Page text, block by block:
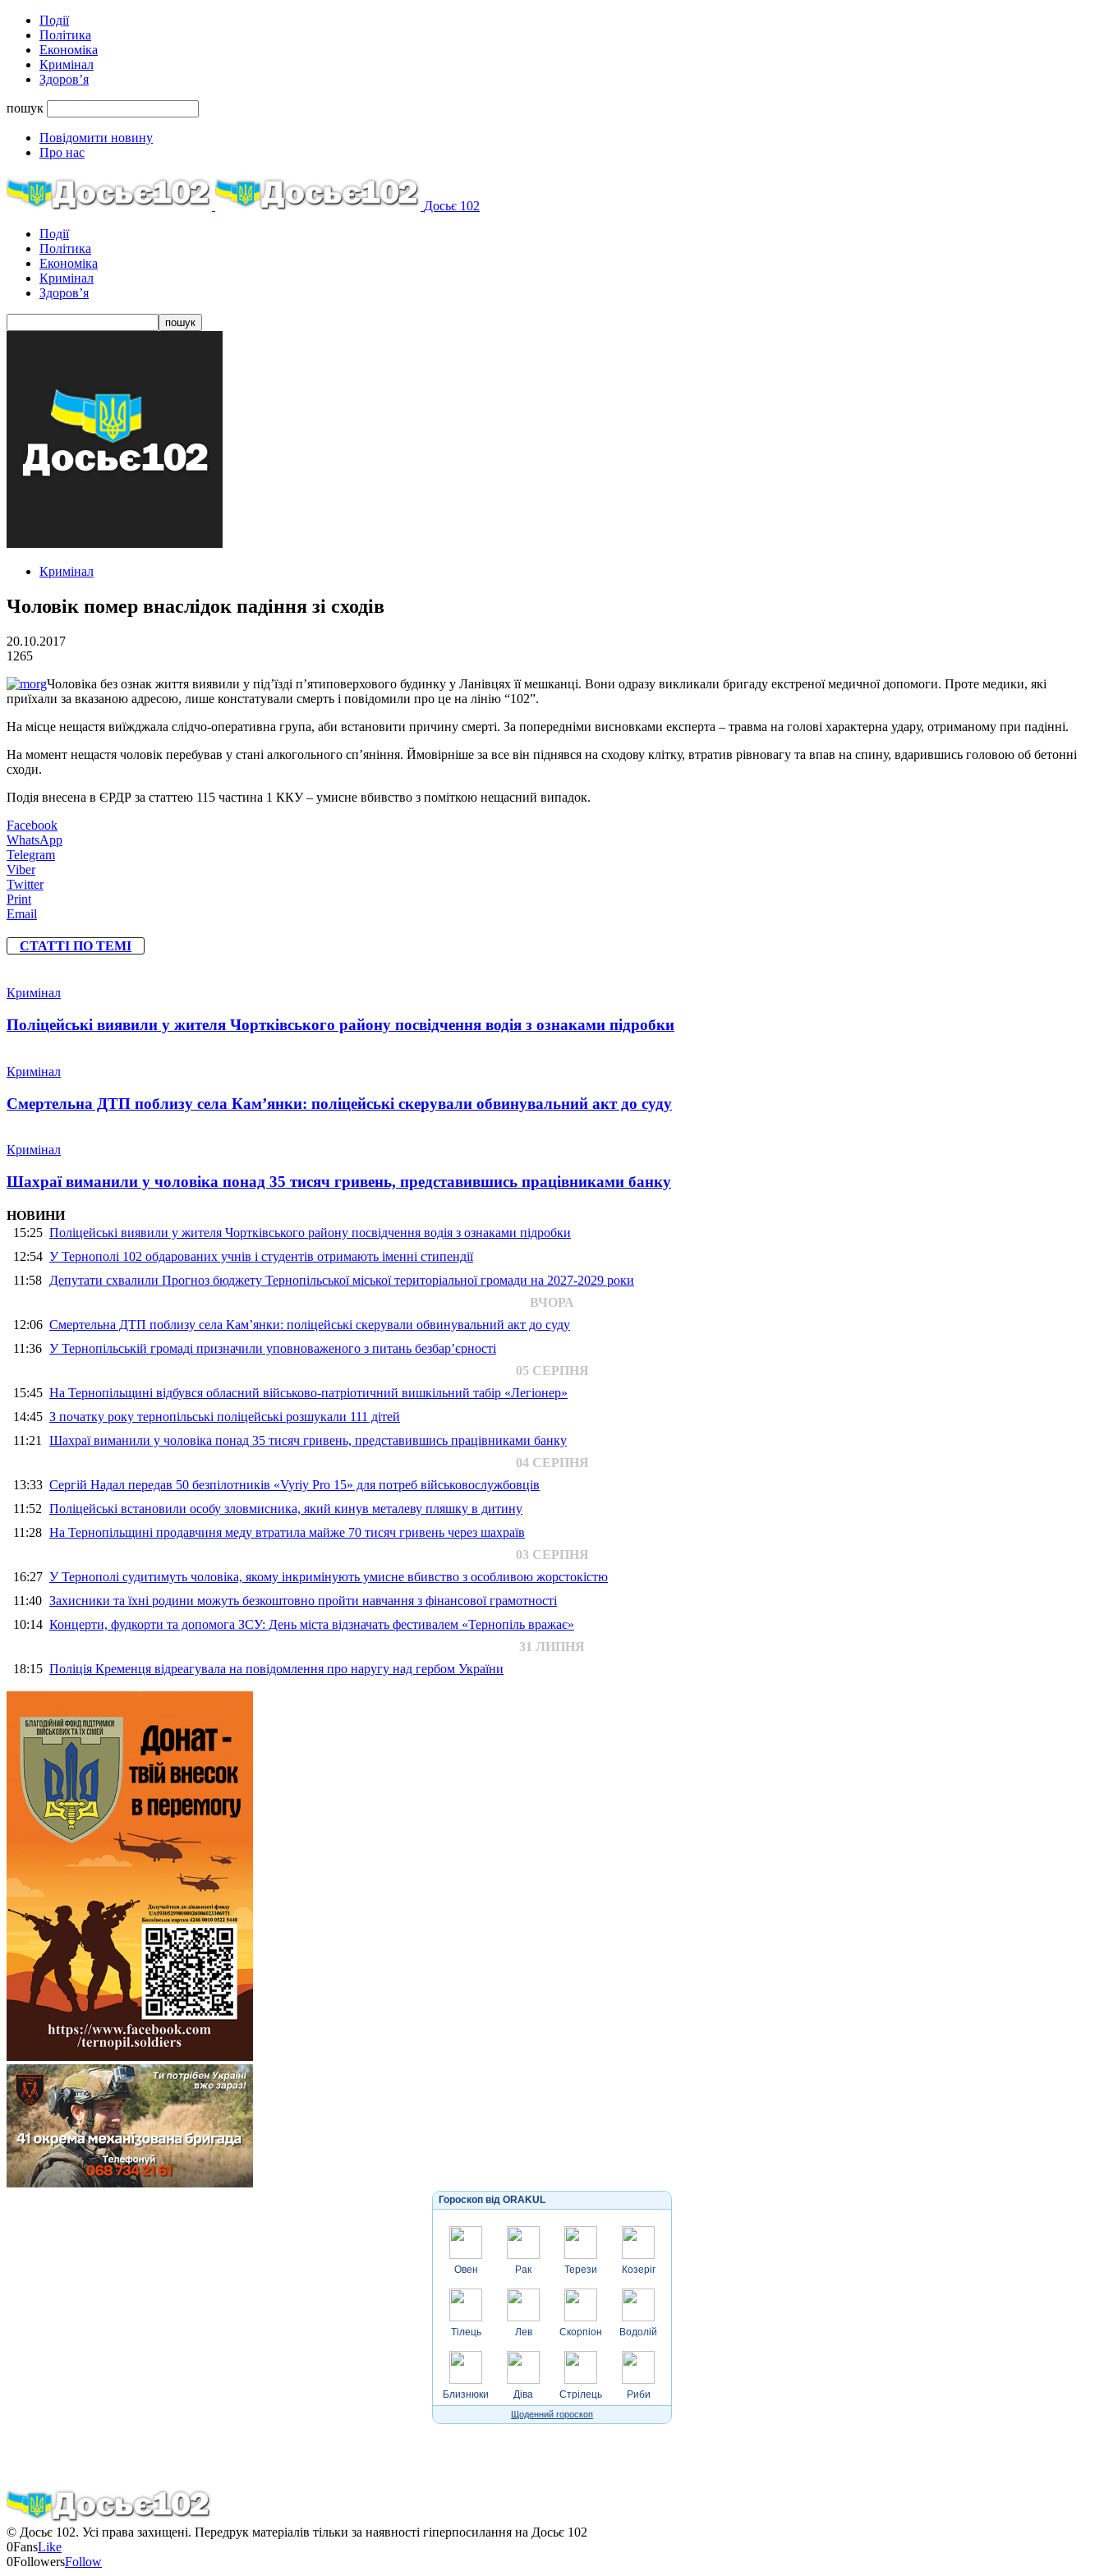
Події
Політика
Економіка
Кримінал
Здоров’я
пошук
Повідомити новину
Про нас
Досьє 102
Події
Політика
Економіка
Кримінал
Здоров’я
Кримінал
Чоловік помер внаслідок падіння зі сходів
20.10.2017
1265
Чоловіка без ознак життя виявили у під’їзді п’ятиповерхового будинку у Ланівцях її мешканці. Вони одразу викликали бригаду екстреної медичної допомоги. Проте медики, які
приїхали за вказаною адресою, лише констатували смерть і повідомили про це на лінію “102”.
На місце нещастя виїжджала слідчо-оперативна група, аби встановити причину смерті. За попередніми висновками експерта – травма на голові характерна удару, отриманому при падінні.
На момент нещастя чоловік перебував у стані алкогольного сп’яніння. Ймовірніше за все він піднявся на сходову клітку, втратив рівновагу та впав на спину, вдарившись головою об бетонні
сходи.
Подія внесена в ЄРДР за статтею 115 частина 1 ККУ – умисне вбивство з поміткою нещасний випадок.
Facebook
WhatsApp
Telegram
Viber
Twitter
Print
Email
СТАТТІ ПО ТЕМІ
Кримінал
Поліцейські виявили у жителя Чортківського району посвідчення водія з ознаками підробки
Кримінал
Смертельна ДТП поблизу села Кам’янки: поліцейські скерували обвинувальний акт до суду
Кримінал
Шахраї виманили у чоловіка понад 35 тисяч гривень, представившись працівниками банку
НОВИНИ
15:25 Поліцейські виявили у жителя Чортківського району посвідчення водія з ознаками підробки
12:54 У Тернополі 102 обдарованих учнів і студентів отримають іменні стипендії
11:58 Депутати схвалили Прогноз бюджету Тернопільської міської територіальної громади на 2027-2029 роки
ВЧОРА
12:06 Смертельна ДТП поблизу села Кам’янки: поліцейські скерували обвинувальний акт до суду
11:36 У Тернопільській громаді призначили уповноваженого з питань безбар’єрності
05 СЕРПНЯ
15:45 На Тернопільщині відбувся обласний військово-патріотичний вишкільний табір «Легіонер»
14:45 З початку року тернопільські поліцейські розшукали 111 дітей
11:21 Шахраї виманили у чоловіка понад 35 тисяч гривень, представившись працівниками банку
04 СЕРПНЯ
13:33 Сергій Надал передав 50 безпілотників «Vyriy Pro 15» для потреб військовослужбовців
11:52 Поліцейські встановили особу зловмисника, який кинув металеву пляшку в дитину
11:28 На Тернопільщині продавчиня меду втратила майже 70 тисяч гривень через шахраїв
03 СЕРПНЯ
16:27 У Тернополі судитимуть чоловіка, якому інкримінують умисне вбивство з особливою жорстокістю
11:40 Захисники та їхні родини можуть безкоштовно пройти навчання з фінансової грамотності
10:14 Концерти, фудкорти та допомога ЗСУ: День міста відзначать фестивалем «Тернопіль вражає»
31 ЛИПНЯ
18:15 Поліція Кременця відреагувала на повідомлення про наругу над гербом України
Гороскоп від ORAKUL
Овен
Тілець
Близнюки
Рак
Лев
Діва
Терези
Скорпіон
Стрілець
Козеріг
Водолій
Риби
Щоденний гороскоп
© Досьє 102. Усі права захищені. Передрук матеріалів тільки за наявності гіперпосилання на Досьє 102
0FansLike
0FollowersFollow